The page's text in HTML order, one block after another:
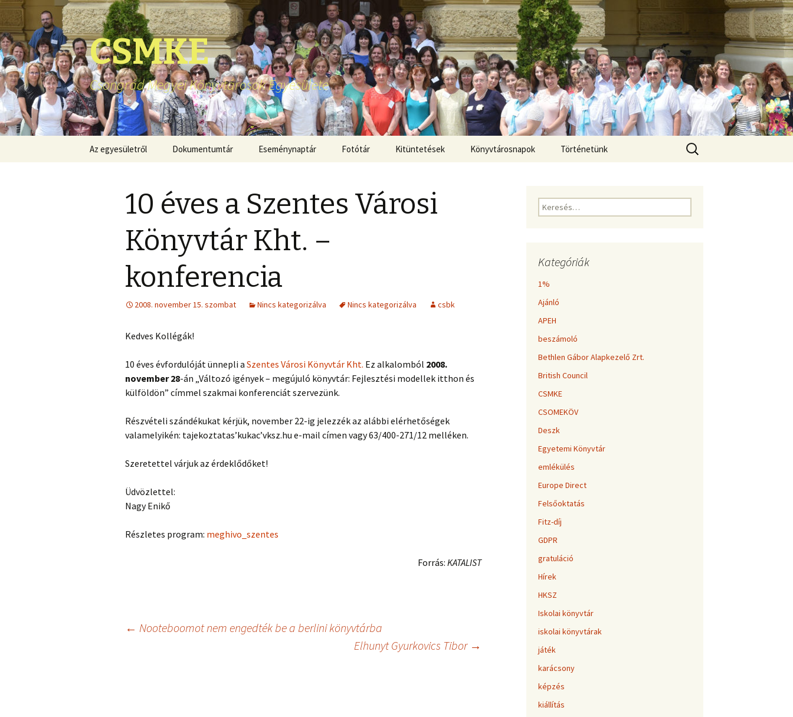
CSMKE
Csongrád Megyei Könyvtárosok Egyesülete
Az egyesületről Dokumentumtár Eseménynaptár Fotótár Kitüntetések Könyvtárosnapok Történetünk
Keresés:
10 éves a Szentes Városi
Könyvtár Kht. –
konferencia
2008. november 15. szombat Nincs kategorizálva Nincs kategorizálva csbk
Kedves Kollégák!
10 éves évfordulóját ünnepli a Szentes Városi Könyvtár Kht. Ez alkalomból 2008.
november 28-án „Változó igények – megújuló könyvtár: Fejlesztési modellek itthon és
külföldön” címmel szakmai konferenciát szervezünk.
Részvételi szándékukat kérjük, november 22-ig jelezzék az alábbi elérhetőségek
valamelyikén: tajekoztatas’kukac’vksz.hu e-mail címen vagy 63/400-271/12 melléken.
Szeretettel várjuk az érdeklődőket!
Üdvözlettel:
Nagy Enikő
Részletes program: meghivo_szentes
Forrás: KATALIST
Bejegyzés← Nooteboomot nem engedték be a berlini könyvtárba
Elhunyt Gyurkovics Tibor →
Keresés:
Kategóriák
1%
Ajánló
APEH
beszámoló
Bethlen Gábor Alapkezelő Zrt.
British Council
CSMKE
CSOMEKÖV
Deszk
Egyetemi Könyvtár
emlékülés
Europe Direct
Felsőoktatás
Fitz-díj
GDPR
gratuláció
Hírek
HKSZ
Iskolai könyvtár
iskolai könyvtárak
játék
karácsony
képzés
kiállítás